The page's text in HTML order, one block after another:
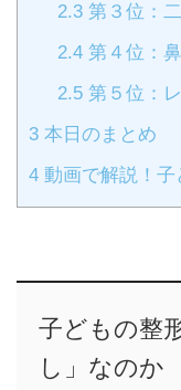
2.3第３位：
2.4第４位：
2.5第５位：
3 本日のまとめ
4 動画で解説！
子どもの整
し」なのか